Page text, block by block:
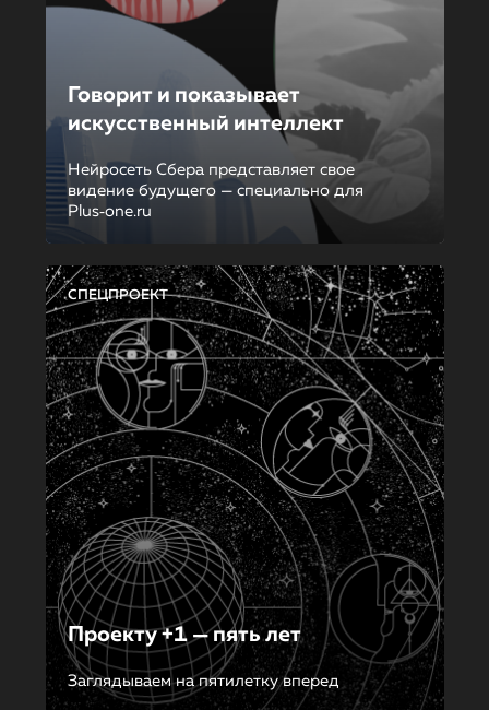
Говорит и показывает
искусственный интеллект
Нейросеть Сбера представляет свое
видение будущего — специально для
Plus‑one.ru
СПЕЦПРОЕКТ
Проекту +1 — пять лет
Заглядываем на пятилетку вперед